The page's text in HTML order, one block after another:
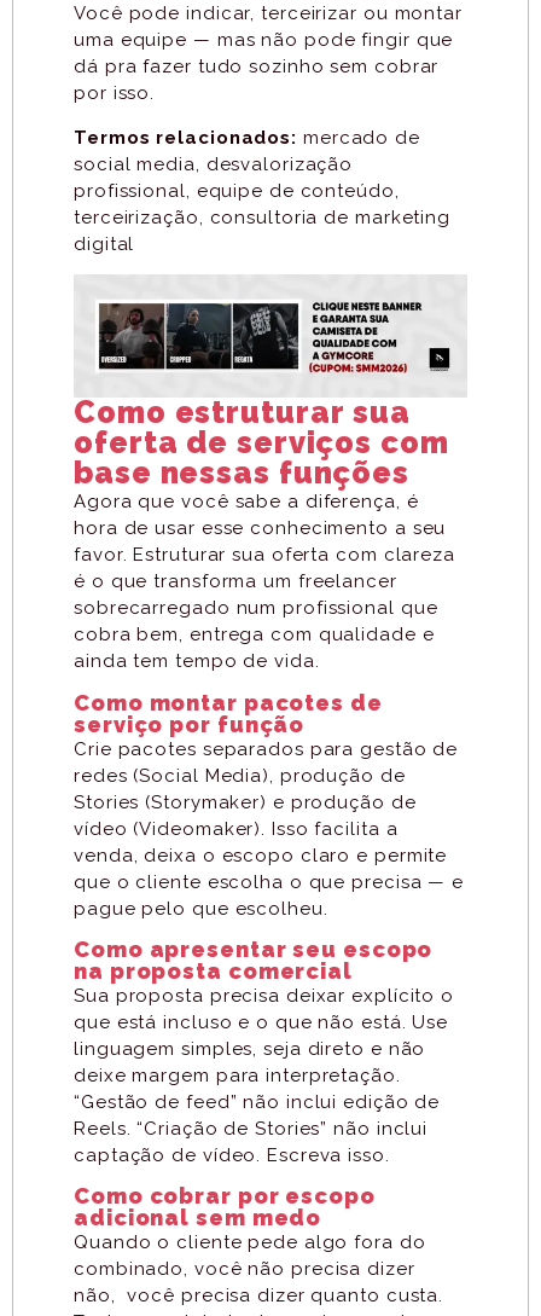
Você pode indicar, terceirizar ou montar
uma equipe — mas não pode fingir que
dá pra fazer tudo sozinho sem cobrar
por isso.
Termos relacionados: mercado de
social media, desvalorização
profissional, equipe de conteúdo,
terceirização, consultoria de marketing
digital
Como estruturar sua
oferta de serviços com
base nessas funções
Agora que você sabe a diferença, é
hora de usar esse conhecimento a seu
favor. Estruturar sua oferta com clareza
é o que transforma um freelancer
sobrecarregado num profissional que
cobra bem, entrega com qualidade e
ainda tem tempo de vida.
Como montar pacotes de
serviço por função
Crie pacotes separados para gestão de
redes (Social Media), produção de
Stories (Storymaker) e produção de
vídeo (Videomaker). Isso facilita a
venda, deixa o escopo claro e permite
que o cliente escolha o que precisa — e
pague pelo que escolheu.
Como apresentar seu escopo
na proposta comercial
Sua proposta precisa deixar explícito o
que está incluso e o que não está. Use
linguagem simples, seja direto e não
deixe margem para interpretação.
“Gestão de feed” não inclui edição de
Reels. “Criação de Stories” não inclui
captação de vídeo. Escreva isso.
Como cobrar por escopo
adicional sem medo
Quando o cliente pede algo fora do
combinado, você não precisa dizer
não, você precisa dizer quanto custa.